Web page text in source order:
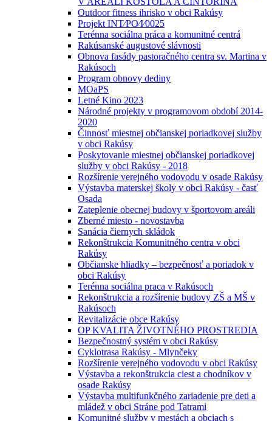
Outdoor fitness ihrisko v obci Rakúsy
Projekt INT⁄PO⁄I⁄0025
Terénna sociálna práca a komunitné centrá
Rakúsanské augustové slávnosti
Obnova fasády pastoračného centra sv. Martina v
Rakúsoch
Program obnovy dediny
MOaPS
Letné Kino 2023
Národné projekty v programovom období 2014-
2020
Činnosť miestnej občianskej poriadkovej služby
v obci Rakúsy
Poskytovanie miestnej občianskej poriadkovej
služby v obci Rakúsy - 2018
Rozšírenie verejného vodovodu v osade Rakúsy
Výstavba materskej školy v obci Rakúsy - časť
Osada
Zateplenie obecnej budovy v športovom areáli
Zberné miesto - novostavba
Sanácia čiernych skládok
Rekonštrukcia Komunitného centra v obci
Rakúsy
Občianske hliadky – bezpečnosť a poriadok v
obci Rakúsy
Terénna sociálna praca v Rakúsoch
Rekonštrukcia a rozšírenie budovy ZŠ a MŠ v
Rakúsoch
Revitalizácie obce Rakúsy
OP KVALITA ŽIVOTNÉHO PROSTREDIA
Bezpečnostný systém v obci Rakúsy
Cyklotrasa Rakúsy - Mlynčeky
Rozšírenie verejného vodovodu v obci Rakúsy
Výstavba a rekonštrukcia ciest a chodníkov v
osade Rakúsy
Výstavba multifunkčného zariadenie pre deti a
mládež v obci Stráne pod Tatrami
Komunitné služby v mestách a obciach s